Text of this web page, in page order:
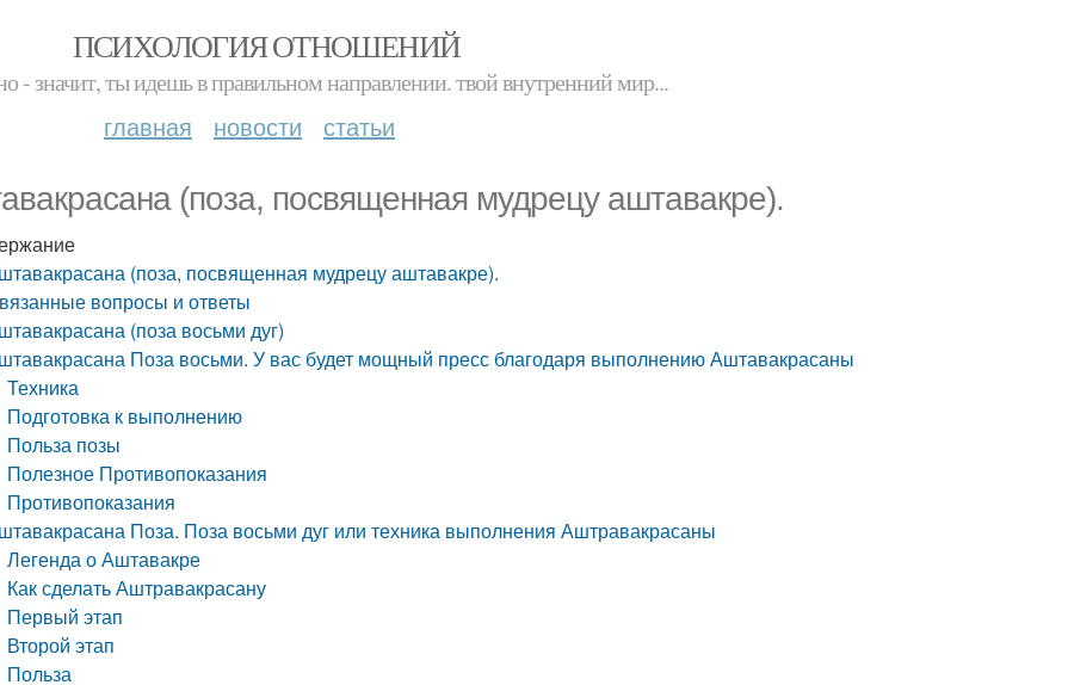
ПСИХОЛОГИЯ ОТНОШЕНИЙ
- значит, ты идешь в правильном направлении. твой внутренний мир...
главная новости статьи
(поза, посвященная мудрецу аштавакре).
(поза, посвященная мудрецу аштавакре).
вопросы и ответы
(поза восьми дуг)
Поза восьми. У вас будет мощный пресс благодаря выполнению Аштавакрасаны
Техника
Подготовка к выполнению
Польза позы
Полезное Противопоказания
Противопоказания
Поза. Поза восьми дуг или техника выполнения Аштравакрасаны
Легенда о Аштавакре
Как сделать Аштравакрасану
Первый этап
Второй этап
Польза